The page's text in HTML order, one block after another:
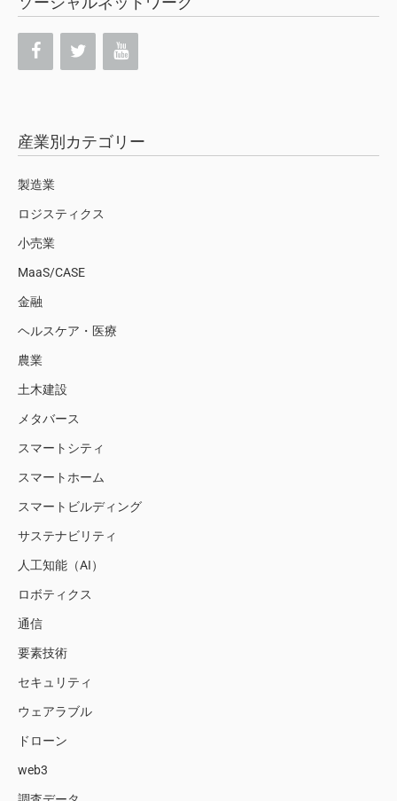
産業別カテゴリー
製造業
ロジスティクス
小売業
MaaS/CASE
金融
ヘルスケア・医療
農業
土木建設
メタバース
スマートシティ
スマートホーム
スマートビルディング
サステナビリティ
人工知能（AI）
ロボティクス
通信
要素技術
セキュリティ
ウェアラブル
ドローン
web3